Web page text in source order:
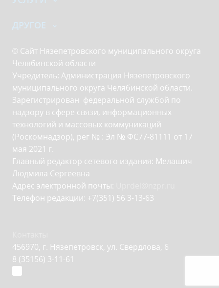
ДРУГОЕ
© Сайт Нязепетровского муниципального округа
Челябинской области
Учредитель: Администрация Нязепетровского
муниципального округа Челябинской области.
Зарегистрирован федеральной службой по
надзору в сфере связи, информационных
технологий и массовых коммуникаций
(Роскомнадзор), рег № : Эл № ФС77-81111 от 17
мая 2021 г.
Главный редактор сетевого издания: Мелашич
Людмила Сергеевна
Адрес электронной почты:
Телефон редакции: +7(351) 56 3-13-63
456970, г. Нязепетровск, ул. Свердлова, 6
8 (35156) 3-11-61